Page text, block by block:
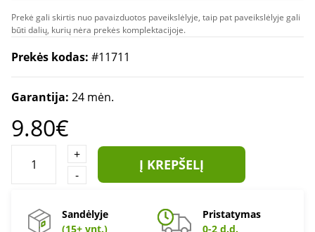
Prekė gali skirtis nuo pavaizduotos paveikslėlyje, taip pat paveikslėlyje gali
būti dalių, kurių nėra prekės komplektacijoje.
Prekės kodas: #11711
Garantija: 24 mėn.
9.80€
+
-
Į KREPŠELĮ
Sandėlyje
(15+ vnt.)
Pristatymas
0-2 d.d.